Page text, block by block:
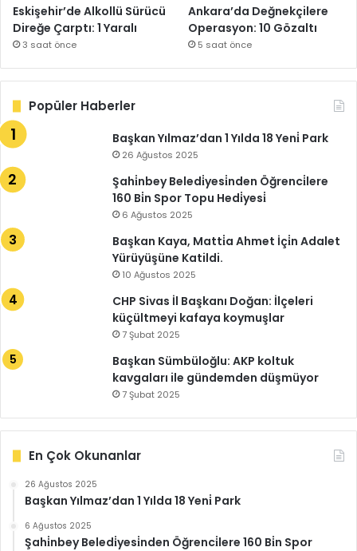
Eskişehir’de Alkollü Sürücü
Direğe Çarptı: 1 Yaralı
3 saat önce
Ankara’da Değnekçilere
Operasyon: 10 Gözaltı
5 saat önce
Popüler Haberler
Başkan Yılmaz’dan 1 Yılda 18 Yeni̇ Park
26 Ağustos 2025
Şahi̇nbey Beledi̇yesi̇nden Öğrenci̇lere
160 Bi̇n Spor Topu Hedi̇yesi̇
6 Ağustos 2025
Başkan Kaya, Matti̇a Ahmet İçi̇n Adalet
Yürüyüşüne Katildi.
10 Ağustos 2025
CHP Sivas İl Başkanı Doğan: İlçeleri
küçültmeyi kafaya koymuşlar
7 Şubat 2025
Başkan Sümbüloğlu: AKP koltuk
kavgaları ile gündemden düşmüyor
7 Şubat 2025
En Çok Okunanlar
26 Ağustos 2025
Başkan Yılmaz’dan 1 Yılda 18 Yeni̇ Park
6 Ağustos 2025
Şahi̇nbey Beledi̇yesi̇nden Öğrenci̇lere 160 Bi̇n Spor